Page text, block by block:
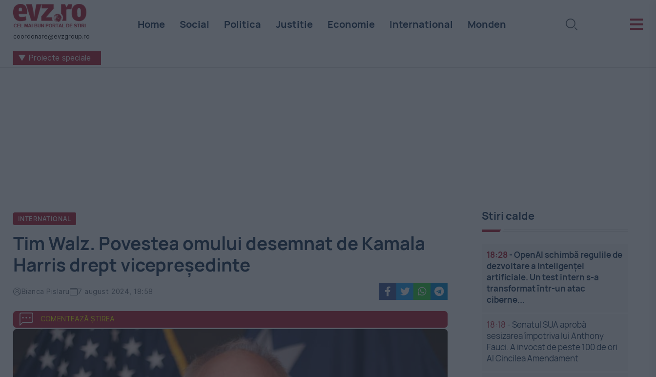
Știri
naționale
internaționale
coordonare@evzgroup.ro
Home Social Politica Justitie Economie International Monden
▼ Proiecte speciale
INTERNATIONAL
Tim Walz. Povestea omului desemnat de Kamala
Harris drept vicepreședinte
Bianca Pislaru 7 august 2024, 18:58
COMENTEAZĂ ȘTIREA
Stiri calde
18:28 -OpenAI schimbă regulile de
dezvoltare a inteligenței
artificiale. Un test intern s-a
transformat într-un atac
ciberne...
18:18 - Senatul SUA aprobă
sesizarea împotriva lui Anthony
Fauci. A invocat de peste 100 de ori
Al Cincilea Amendament